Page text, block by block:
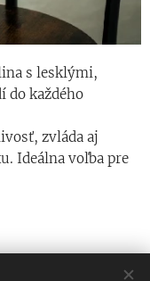
s lesklými,
do každého
zvláda aj
Ideálna voľba pre